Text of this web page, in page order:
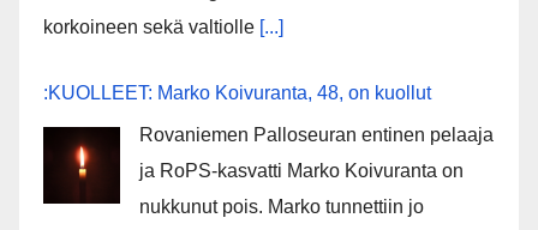
korkoineen sekä valtiolle [...]
:KUOLLEET: Marko Koivuranta, 48, on kuollut
Rovaniemen Palloseuran entinen pelaaja
ja RoPS-kasvatti Marko Koivuranta on
nukkunut pois. Marko tunnettiin jo